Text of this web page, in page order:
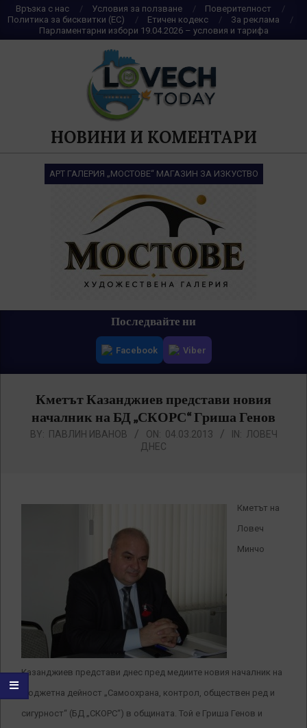
Skip
to
content
Връзка с нас Условия за ползване
Поверителност
Политика за бисквитки (ЕС)
Етичен кодекс
За реклама
Парламентарни избори 19.04.2026 – условия и тарифа
НОВИНИ И КОМЕНТАРИ
АРТ ГАЛЕРИЯ „МОСТОВЕ“ МАГАЗИН ЗА ИЗКУСТВО
Последвайте ни
Facebook Viber
Кметът Казанджиев представи новия
началник на БД „СКОРС“ Гриша Генов
BY: ПАВЛИН ИВАНОВ ON: 04.03.2013 IN: ЛОВЕЧ
ДНЕС
Кметът на
Ловеч
Минчо
Казанджиев представи днес пред медиите новия началник на
бюджетна дейност „Самоохрана, контрол, обществен ред и
сигурност“ (БД „СКОРС“) в общината. Той е Гриша Генов и